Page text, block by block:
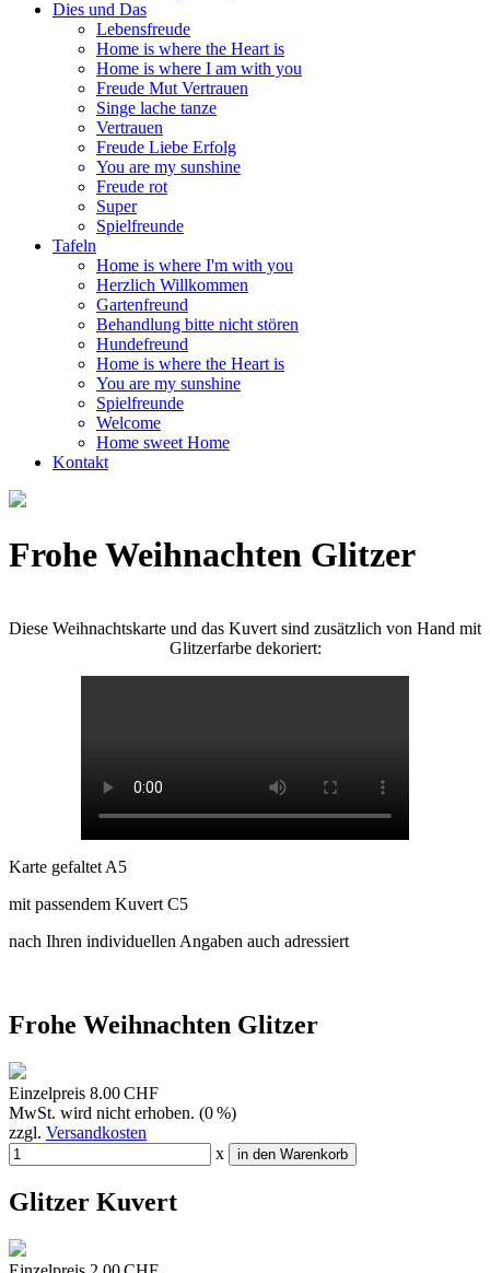
Dies und Das
Lebensfreude
Home is where the Heart is
Home is where I am with you
Freude Mut Vertrauen
Singe lache tanze
Vertrauen
Freude Liebe Erfolg
You are my sunshine
Freude rot
Super
Spielfreunde
Tafeln
Home is where I'm with you
Herzlich Willkommen
Gartenfreund
Behandlung bitte nicht stören
Hundefreund
Home is where the Heart is
You are my sunshine
Spielfreunde
Welcome
Home sweet Home
Kontakt
Frohe Weihnachten Glitzer
Diese Weihnachtskarte und das Kuvert sind zusätzlich von Hand mit
Glitzerfarbe dekoriert:
Karte gefaltet A5
mit passendem Kuvert C5
nach Ihren individuellen Angaben auch adressiert
Frohe Weihnachten Glitzer
Einzelpreis 8.00 CHF
MwSt. wird nicht erhoben. (0 %)
zzgl. Versandkosten
x
in den Warenkorb
Glitzer Kuvert